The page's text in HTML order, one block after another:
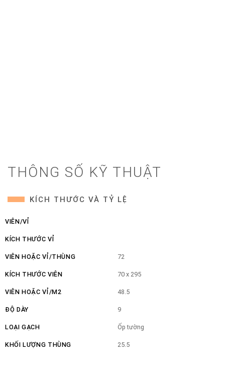
THÔNG SỐ KỸ THUẬT
KÍCH THƯỚC VÀ TỶ LỆ
VIÊN/VỈ
KÍCH THƯỚC VỈ
VIÊN HOẶC VỈ/THÙNG 72
KÍCH THƯỚC VIÊN 70 x 295
VIÊN HOẶC VỈ/M2 48.5
ĐỘ DÀY 9
LOẠI GẠCH Ốp tường
KHỐI LƯỢNG THÙNG 25.5